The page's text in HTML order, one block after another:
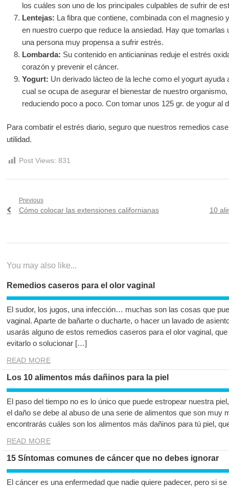
los cuáles son uno de los principales culpables de sufrir de
Lentejas: La fibra que contiene, combinada con el magnesio
en nuestro cuerpo que reduce la ansiedad. Hay que
una persona muy propensa a sufrir estrés.
Lombarda: Su contenido en anticianinas reduje el estrés
corazón y prevenir el cáncer.
Yogurt: Un derivado lácteo de la leche como el yogurt ayuda
cual se ocupa de asegurar el bienestar de nuestro
reduciendo poco a poco. Con tomar unos 125 gr. de yogur al
Para combatir el estrés diario, seguro que nuestros remedios
utilidad.
Post Views: 831
Navegación
entradas
Previous
Previous
Cómo colocar las extensiones californianas
Next
10
You may also like...
Remedios caseros para el olor vaginal
El sudor, los jugos, una infección… muchas son las cosas que
vaginal. Aparte de bañarte o ducharte, o hacer un lavado de
usarás alguno de estos remedios caseros para el olor vaginal,
evitarlo o solucionar […]
READ MORE
Los 10 alimentos más dañinos para la piel
El paso del tiempo no es lo único que puede estropear nuestra
el daño se debe al abuso de una serie de alimentos que son muy
encontrarás cuáles son los alimentos más dañinos para tú piel,
READ MORE
15 Síntomas comunes de cáncer que no debes ignorar
El cáncer es una enfermedad que nadie quiere padecer, pero si